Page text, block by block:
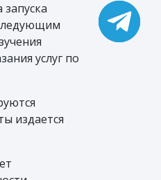
услуг по
издается